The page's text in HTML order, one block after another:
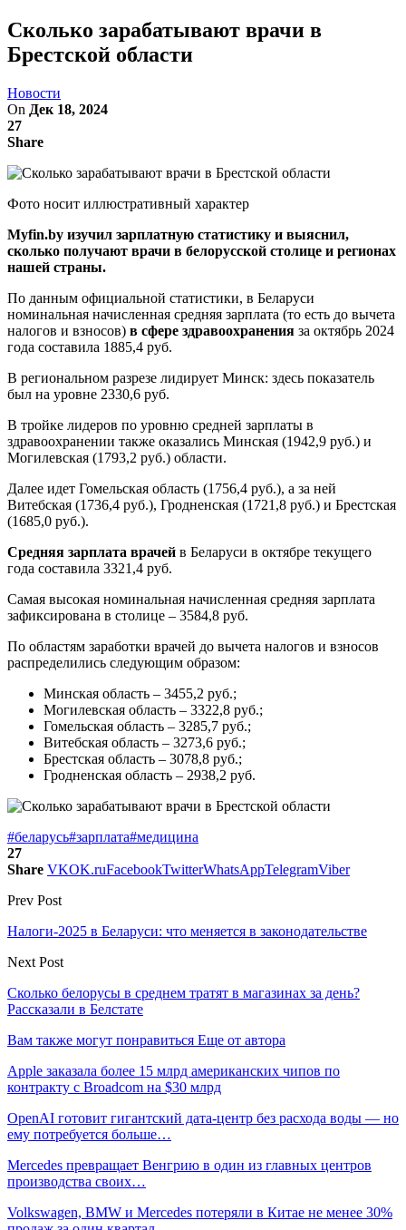
Сколько зарабатывают врачи в
Брестской области
Новости
On Дек 18, 2024
27
Share
Фото носит иллюстративный характер
Myfin.by изучил зарплатную статистику и выяснил,
сколько получают врачи в белорусской столице и регионах
нашей страны.
По данным официальной статистики, в Беларуси
номинальная начисленная средняя зарплата (то есть до вычета
налогов и взносов) в сфере здравоохранения за октябрь 2024
года составила 1885,4 руб.
В региональном разрезе лидирует Минск: здесь показатель
был на уровне 2330,6 руб.
В тройке лидеров по уровню средней зарплаты в
здравоохранении также оказались Минская (1942,9 руб.) и
Могилевская (1793,2 руб.) области.
Далее идет Гомельская область (1756,4 руб.), а за ней
Витебская (1736,4 руб.), Гродненская (1721,8 руб.) и Брестская
(1685,0 руб.).
Средняя зарплата врачей в Беларуси в октябре текущего
года составила 3321,4 руб.
Самая высокая номинальная начисленная средняя зарплата
зафиксирована в столице – 3584,8 руб.
По областям заработки врачей до вычета налогов и взносов
распределились следующим образом:
Минская область – 3455,2 руб.;
Могилевская область – 3322,8 руб.;
Гомельская область – 3285,7 руб.;
Витебская область – 3273,6 руб.;
Брестская область – 3078,8 руб.;
Гродненская область – 2938,2 руб.
#беларусь#зарплата#медицина
27
Share VKOK.ruFacebookTwitterWhatsAppTelegramViber
Prev Post
Налоги-2025 в Беларуси: что меняется в законодательстве
Next Post
Сколько белорусы в среднем тратят в магазинах за день?
Рассказали в Белстате
Вам также могут понравиться Еще от автора
Apple заказала более 15 млрд американских чипов по
контракту с Broadcom на $30 млрд
OpenAI готовит гигантский дата-центр без расхода воды — но
ему потребуется больше…
Mercedes превращает Венгрию в один из главных центров
производства своих…
Volkswagen, BMW и Mercedes потеряли в Китае не менее 30%